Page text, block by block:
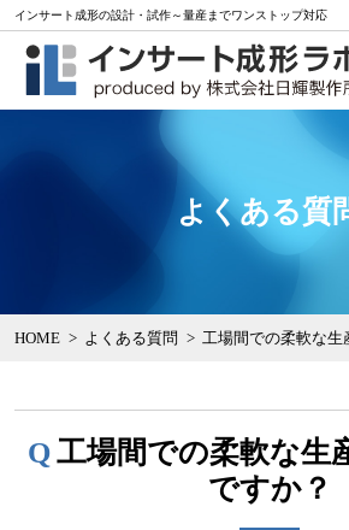
インサート成形の設計・試作～量産までワンストップ対応
よくある質
HOME よくある質問 工場間での柔軟な生
Q 工場間での柔軟な生
ですか？